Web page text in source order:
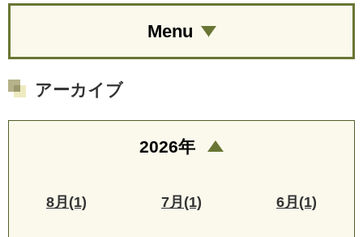
Menu
アーカイブ
2026年
8月(1) 7月(1) 6月(1)